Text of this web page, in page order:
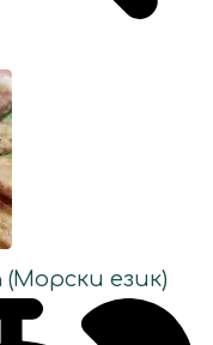
език)